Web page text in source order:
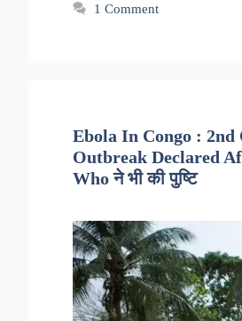
1 Comment
Ebola In Congo : 2nd
Outbreak Declared
Who ने भी की पुष्टि